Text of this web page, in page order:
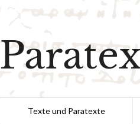
Texte und Paratexte